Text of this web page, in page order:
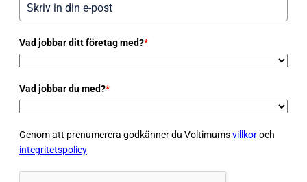
Vad jobbar ditt företag med?*
Vad jobbar du med?*
Genom att prenumerera godkänner du Voltimumsvillkoroch
integritetspolicy